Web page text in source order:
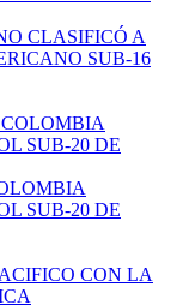
CLASIFICÓ A
SUB-16
SUB-20 DE